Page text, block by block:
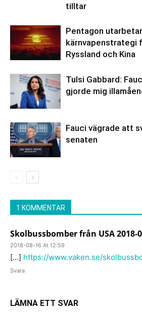
tilltar
Pentagon
kärnvapenstrategi
Ryssland och Kina
Tulsi Gabbard:
gjorde mig
Fauci vägrade att
senaten
1 KOMMENTAR
Skolbussbomber från USA 2018-
2018-08-16 At 12:59
[…] https://www.vaken.se/
Svara
LÄMNA ETT SVAR